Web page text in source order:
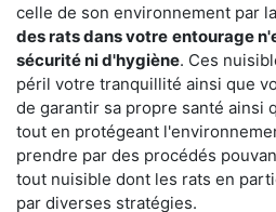
celle de son environnement par
des rats dans votre entourage
sécurité ni d'hygiène. Ces
péril votre tranquillité ainsi que
de garantir sa propre santé ainsi
tout en protégeant
prendre par des procédés
tout nuisible dont les rats en
par diverses stratégies.